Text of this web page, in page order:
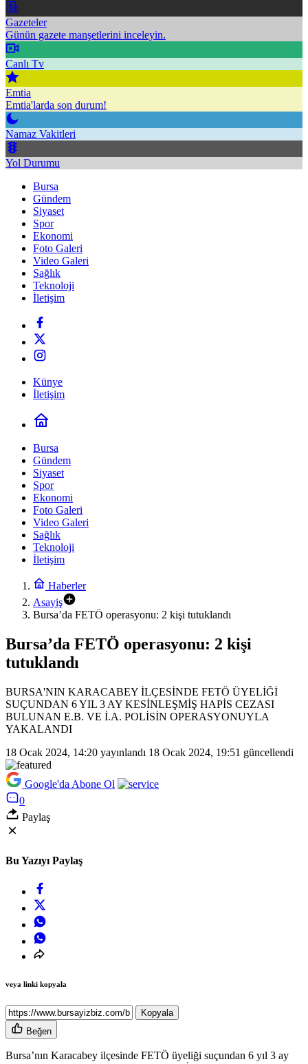
Gazeteler
Günün gazete manşetlerini inceleyin.
Canlı Tv
Emtia
Emtia'larda son durum!
Namaz Vakitleri
Yol Durumu
Bursa
Gündem
Siyaset
Spor
Ekonomi
Foto Galeri
Video Galeri
Sağlık
Teknoloji
İletişim
Künye
İletişim
Bursa
Gündem
Siyaset
Spor
Ekonomi
Foto Galeri
Video Galeri
Sağlık
Teknoloji
İletişim
Haberler
Asayiş
Bursa’da FETÖ operasyonu: 2 kişi tutuklandı
Bursa’da FETÖ operasyonu: 2 kişi
tutuklandı
BURSA'NIN KARACABEY İLÇESİNDE FETÖ ÜYELİĞİ
SUÇUNDAN 6 YIL 3 AY KESİNLEŞMİŞ HAPİS CEZASI
BULUNAN E.B. VE İ.A. POLİSİN OPERASYONUYLA
YAKALANDI
18 Ocak 2024, 14:20 yayınlandı 18 Ocak 2024, 19:51 güncellendi
Google'da Abone Ol
0
Paylaş
Bu Yazıyı Paylaş
veya linki kopyala
Kopyala
Beğen
Bursa’nın Karacabey ilçesinde FETÖ üyeliği suçundan 6 yıl 3 ay